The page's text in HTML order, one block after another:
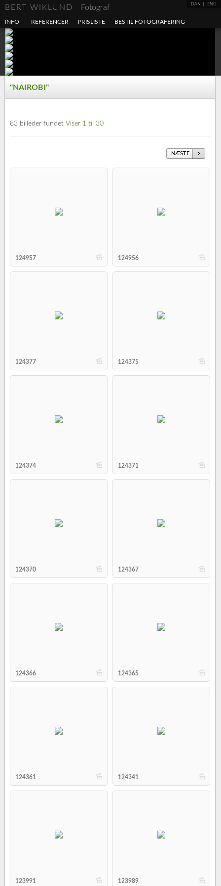
DAN ENG
BERT WIKLUND Fotograf
INFO REFERENCER PRISLISTE BESTIL FOTOGRAFERING
"NAIROBI"
83 billeder fundet Viser 1 til 30
NÆSTE
b
124957 b
124956
b
124377 b
124375
b
124374 b
124371
b
124370 b
124367
b
124366 b
124365
b
124361 b
124341
b
123991 b
123989